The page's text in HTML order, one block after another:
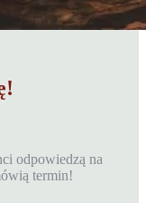
odpowiedzą na
termin!